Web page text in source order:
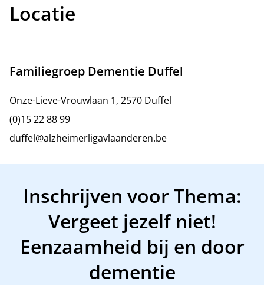
Locatie
Familiegroep Dementie Duffel
Onze-Lieve-Vrouwlaan 1, 2570 Duffel
(0)15 22 88 99
duffel@alzheimerligavlaanderen.be
Inschrijven voor Thema:
Vergeet jezelf niet!
Eenzaamheid bij en door
dementie